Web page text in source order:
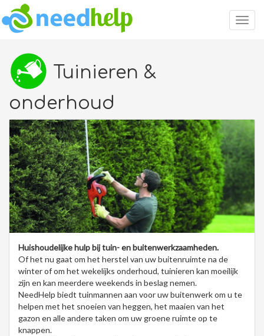
Tuinieren &
onderhoud
Huishoudelijke hulp bij tuin- en buitenwerkzaamheden.
Of het nu gaat om het herstel van uw buitenruimte na de
winter of om het wekelijks onderhoud, tuinieren kan moeilijk
zijn en kan meerdere weekends in beslag nemen.
NeedHelp biedt tuinmannen aan voor uw buitenwerk om u te
helpen met het snoeien van heggen, het maaien van het
gazon en alle andere taken om uw groene ruimte op te
knappen.